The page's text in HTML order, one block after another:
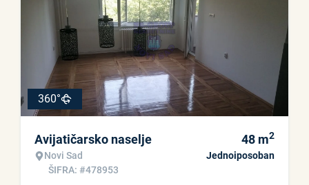
360°
Avijatičarsko naselje
Novi Sad
ŠIFRA: #478953
48 m2
Jednoiposoban